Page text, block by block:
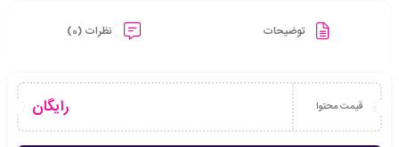
توضیحات نظرات (0)
قیمت محتوا رایگان